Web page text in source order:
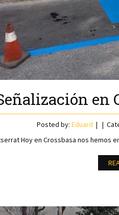
en
Posted by:Eduard
Hoy en Crossbasa nos